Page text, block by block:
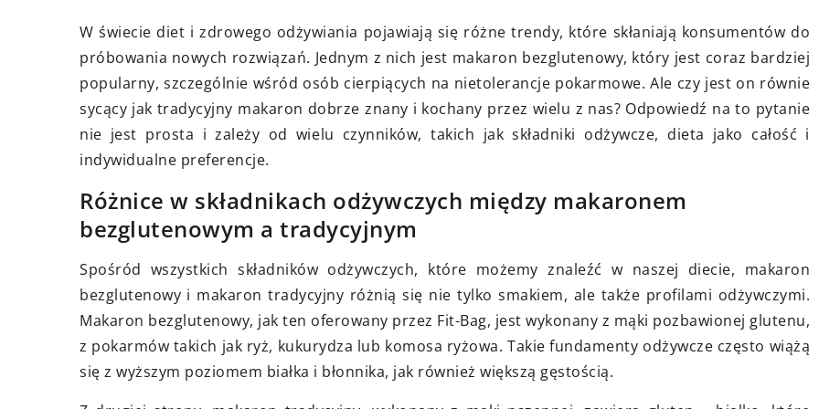
W świecie diet i zdrowego odżywiania pojawiają się różne trendy, które skłaniają konsumentów do
próbowania nowych rozwiązań. Jednym z nich jest makaron bezglutenowy, który jest coraz bardziej
popularny, szczególnie wśród osób cierpiących na nietolerancje pokarmowe. Ale czy jest on równie
sycący jak tradycyjny makaron dobrze znany i kochany przez wielu z nas? Odpowiedź na to pytanie
nie jest prosta i zależy od wielu czynników, takich jak składniki odżywcze, dieta jako całość i
indywidualne preferencje.
Różnice w składnikach odżywczych między makaronem
bezglutenowym a tradycyjnym
Spośród wszystkich składników odżywczych, które możemy znaleźć w naszej diecie, makaron
bezglutenowy i makaron tradycyjny różnią się nie tylko smakiem, ale także profilami odżywczymi.
Makaron bezglutenowy, jak ten oferowany przez Fit-Bag, jest wykonany z mąki pozbawionej glutenu,
z pokarmów takich jak ryż, kukurydza lub komosa ryżowa. Takie fundamenty odżywcze często wiążą
się z wyższym poziomem białka i błonnika, jak również większą gęstością.
unikalną atmosferę w
pomocą roślin?
jak rośliny mogą
Twój dom w przytulne
miejsce. Dowiedz się, jakie
wybrać i jak je pielęgnować,
niepowtarzalną
we wnętrzu.
19 maja 2024
Jak dopasować modną bluzkę do
swojego stylu i sylwetki
Odkryj sekrety dopasowywania
bluzek do unikalnego stylu i
sylwetki. Artykuł zawiera praktyczne
porady, które pomogą Ci podkreślić
atuty i poczuć się pewnie w każdej
Jak serum wspiera naturalną
regenerację skóry i przeciwdziała
starzeniu się
Dowiedz się, jak serum może
poprawić kondycję skóry,
regenerację i przeciwdziałać
na długo.